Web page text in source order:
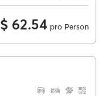
$ 62.54 pro Person